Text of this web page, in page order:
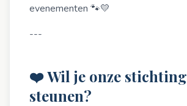
evenementen 🐾💛
---
❤️ Wil je onze stichting
steunen?